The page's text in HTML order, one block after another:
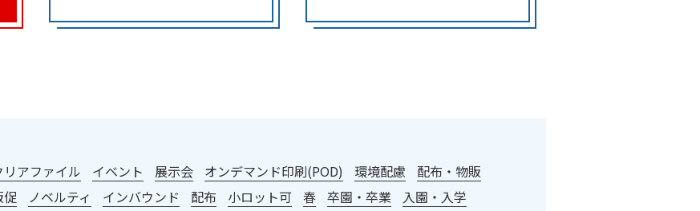
リアファイル イベント 展示会 オンデマンド印刷(POD) 環境配慮
配布・物販
促
ノベルティ インバウンド 配布 小ロット可 春 卒園・卒業
入園・入学